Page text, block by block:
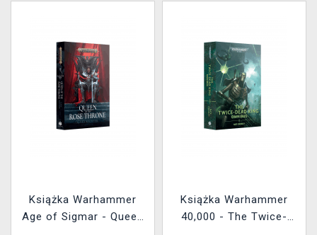
Książka Warhammer
Age of Sigmar - Queen
Książka Warhammer
40,000 - The Twice-